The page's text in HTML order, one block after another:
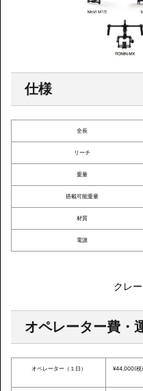
仕様
全長
リーチ
重量
搭載可能重量
材質
電源
クレ
オペレーター費・
オペレーター（１日） ¥44,000(税